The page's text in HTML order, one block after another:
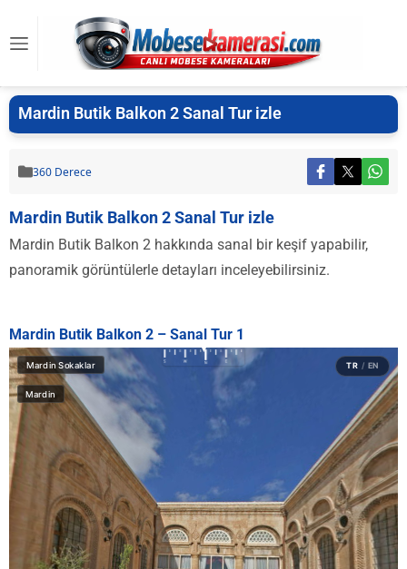
Mardin Butik Balkon 2 Sanal Tur izle
360 Derece
Mardin Butik Balkon 2 Sanal Tur izle
Mardin Butik Balkon 2 hakkında sanal bir keşif yapabilir,
panoramik görüntülerle detayları inceleyebilirsiniz.
Mardin Butik Balkon 2 – Sanal Tur 1